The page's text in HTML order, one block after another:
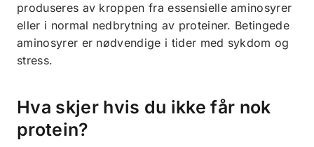
produseres av kroppen fra essensielle aminosyrer
eller i normal nedbrytning av proteiner. Betingede
aminosyrer er nødvendige i tider med sykdom og
stress.
Hva skjer hvis du ikke får nok
protein?